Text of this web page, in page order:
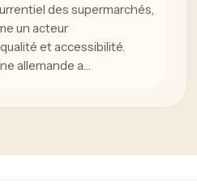
des supermarchés,
un acteur
et accessibilité.
allemande a…